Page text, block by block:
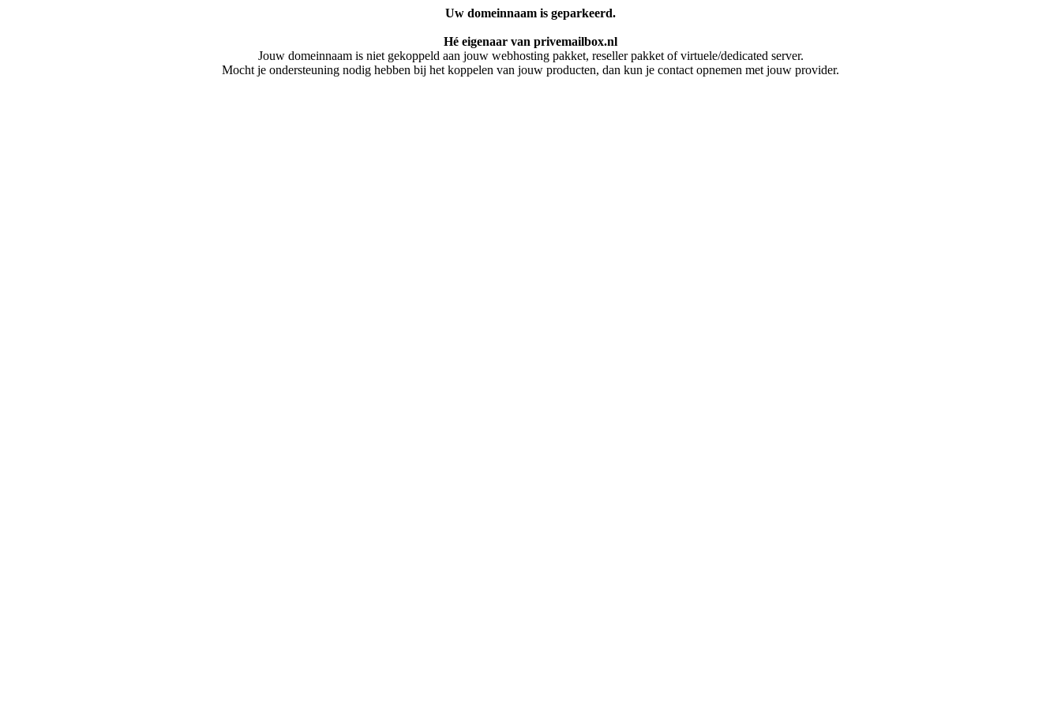
Uw domeinnaam is geparkeerd.
Hé eigenaar van privemailbox.nl
Jouw domeinnaam is niet gekoppeld aan jouw webhosting pakket, reseller pakket of virtuele/dedicated server.
Mocht je ondersteuning nodig hebben bij het koppelen van jouw producten, dan kun je contact opnemen met jouw provider.